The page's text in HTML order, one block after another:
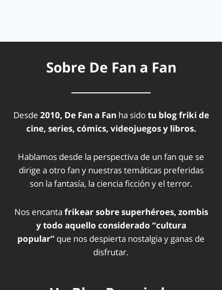
Sobre De Fan a Fan
Desde 2010, De Fan a Fan ha sidotu blog friki de
cine, series, cómics, videojuegos y libros.
Hablamos desde la perspectiva de un fan que se
dirige a otro fan y nuestras temáticas preferidas
son la fantasía, la ciencia ficción y el terror.
Nos encanta frikear sobre superhéroes, zombis
y todo aquello considerado “cultura
popular” que nos despierta nostalgia y ganas de
disfrutar.